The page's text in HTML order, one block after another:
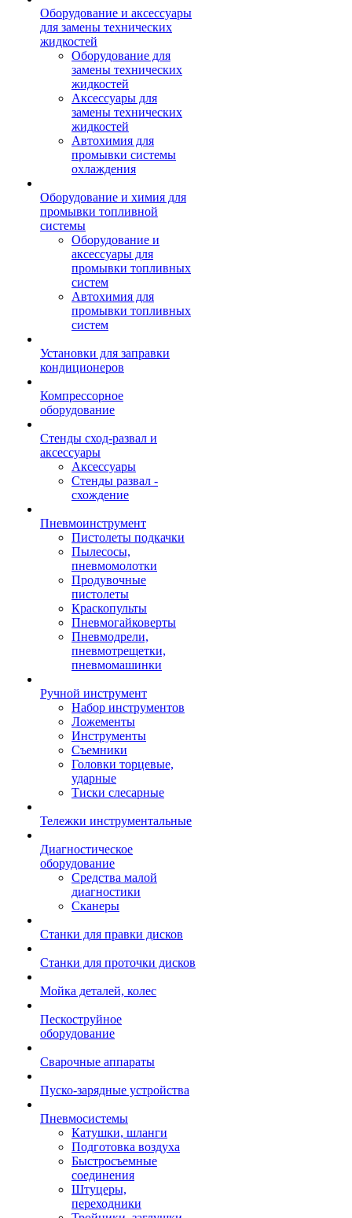
Оборудование и аксессуары
для замены технических
жидкостей
Оборудование для
замены технических
жидкостей
Аксессуары для
замены технических
жидкостей
Автохимия для
промывки системы
охлаждения
Оборудование и химия для
промывки топливной
системы
Оборудование и
аксессуары для
промывки топливных
систем
Автохимия для
промывки топливных
систем
Установки для заправки
кондиционеров
Компрессорное
оборудование
Стенды сход-развал и
аксессуары
Аксессуары
Стенды развал -
схождение
Пневмоинструмент
Пистолеты подкачки
Пылесосы,
пневмомолотки
Продувочные
пистолеты
Краскопульты
Пневмогайковерты
Пневмодрели,
пневмотрещетки,
пневмомашинки
Ручной инструмент
Набор инструментов
Ложементы
Инструменты
Съемники
Головки торцевые,
ударные
Тиски слесарные
Тележки инструментальные
Диагностическое
оборудование
Средства малой
диагностики
Сканеры
Станки для правки дисков
Станки для проточки дисков
Мойка деталей, колес
Пескоструйное
оборудование
Сварочные аппараты
Пуско-зарядные устройства
Пневмосистемы
Катушки, шланги
Подготовка воздуха
Быстросъемные
соединения
Штуцеры,
переходники